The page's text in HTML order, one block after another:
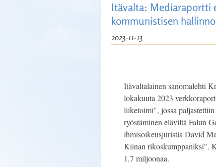
Itävalta: Mediaraportti
kommunistisen
2023-11-13
Itävaltalainen sanomalehti
lokakuuta 2023
liiketoimi", jossa
ryöstäminen eläviltä Falun
ihmisoikeusjuristia David
Kiinan rikoskumppaniksi".
1,7 miljoonaa.